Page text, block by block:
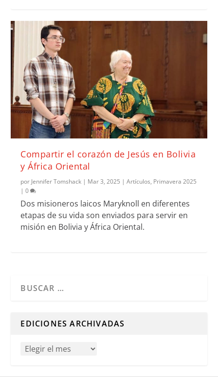
Compartir el corazón de Jesús en Bolivia
y África Oriental
por Jennifer Tomshack | Mar 3, 2025 |Artículos, Primavera 2025
|0
Dos misioneros laicos Maryknoll en diferentes
etapas de su vida son enviados para servir en
misión en Bolivia y África Oriental.
EDICIONES ARCHIVADAS